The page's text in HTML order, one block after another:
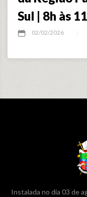
Sul | 8h às
02/02/2026
Instalada no dia 03 de